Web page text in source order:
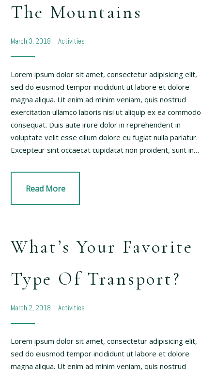
The Mountains
March 3, 2018 Activities
Lorem ipsum dolor sit amet, consectetur adipisicing elit,
sed do eiusmod tempor incididunt ut labore et dolore
magna aliqua. Ut enim ad minim veniam, quis nostrud
exercitation ullamco laboris nisi ut aliquip ex ea commodo
consequat. Duis aute irure dolor in reprehenderit in
voluptate velit esse cillum dolore eu fugiat nulla pariatur.
Excepteur sint occaecat cupidatat non proident, sunt in…
Read More
What’s Your Favorite
Type Of Transport?
March 2, 2018 Activities
Lorem ipsum dolor sit amet, consectetur adipisicing elit,
sed do eiusmod tempor incididunt ut labore et dolore
magna aliqua. Ut enim ad minim veniam, quis nostrud